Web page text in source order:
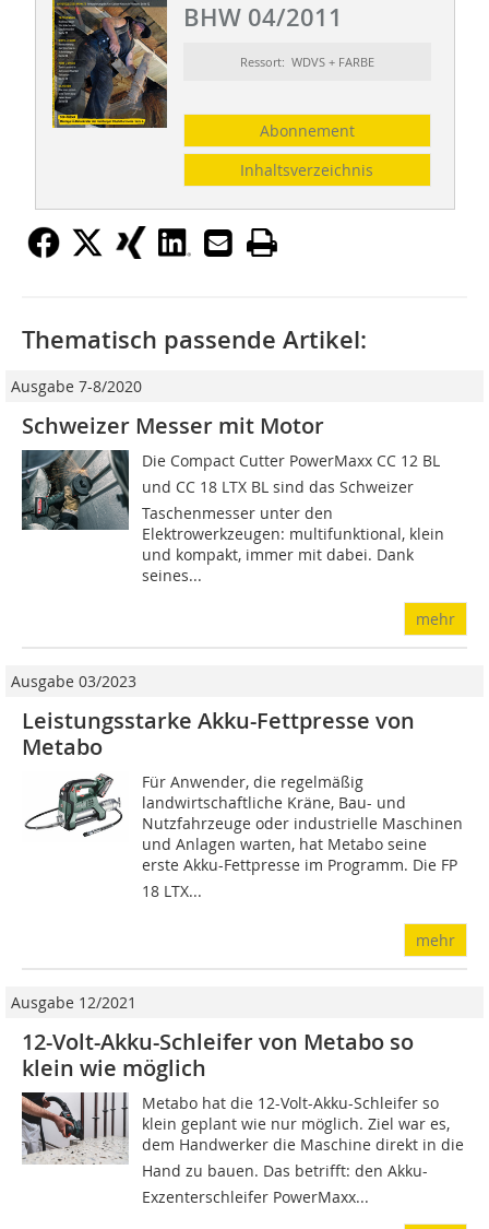
BHW 04/2011
Ressort: WDVS + FARBE
Abonnement
Inhaltsverzeichnis
Thematisch passende Artikel:
Ausgabe 7-8/2020
Schweizer Messer mit Motor
Die Compact Cutter PowerMaxx CC 12 BL
und CC 18 LTX BL sind das Schweizer
Taschenmesser unter den
Elektrowerkzeugen: multifunktional, klein
und kompakt, immer mit dabei. Dank
seines...
mehr
Ausgabe 03/2023
Leistungsstarke Akku-Fettpresse von
Metabo
Für Anwender, die regelmäßig
landwirtschaftliche Kräne, Bau- und
Nutzfahrzeuge oder industrielle Maschinen
und Anlagen warten, hat Metabo seine
erste Akku-Fettpresse im Programm. Die FP
18 LTX...
mehr
Ausgabe 12/2021
12-Volt-Akku-Schleifer von Metabo so
klein wie möglich
Metabo hat die 12-Volt-Akku-Schleifer so
klein geplant wie nur möglich. Ziel war es,
dem Handwerker die Maschine direkt in die
Hand zu bauen. Das betrifft: den Akku-
Exzenterschleifer PowerMaxx...